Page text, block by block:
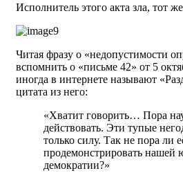
Исполнитель этого акта зла, тот
Читая фразу о «недопустимости
вспомнить о «письме 42» от 5
иногда в интернете называют
цитата из него:
«Хватит говорить… Пора
действовать. Эти тупые
только силу. Так не пора ли
продемонстрировать
демократии?»